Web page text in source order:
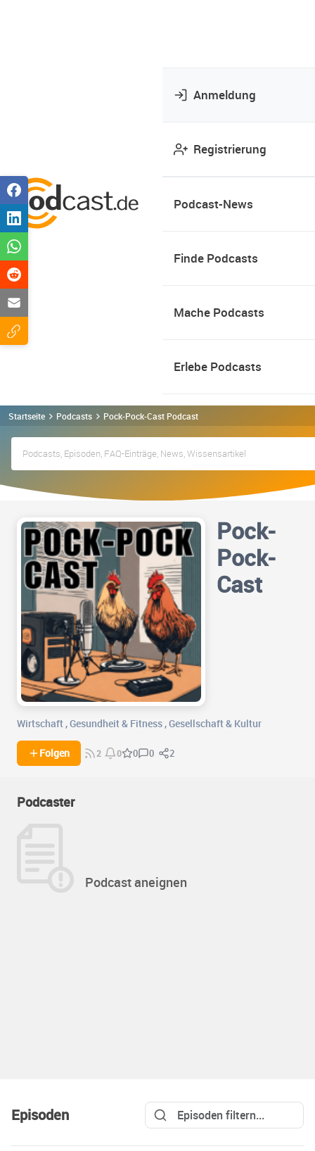
Anmeldung
Registrierung
Podcast-News
Finde Podcasts
Mache Podcasts
Erlebe Podcasts
Startseite Podcasts Pock-Pock-Cast Podcast
Pock-
Pock-
Cast
Wirtschaft ,Gesundheit & Fitness ,Gesellschaft & Kultur
Folgen 2 0 0 0 2
Podcaster
Podcast aneignen
Episoden